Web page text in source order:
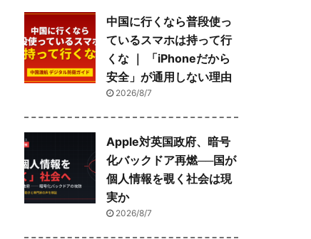
中国に行くなら普段使っ
ているスマホは持って行
くな ｜ 「iPhoneだから
安全」が通用しない理由
2026/8/7
Apple対英国政府、暗号
化バックドア再燃──国が
個人情報を覗く社会は現
実か
2026/8/7